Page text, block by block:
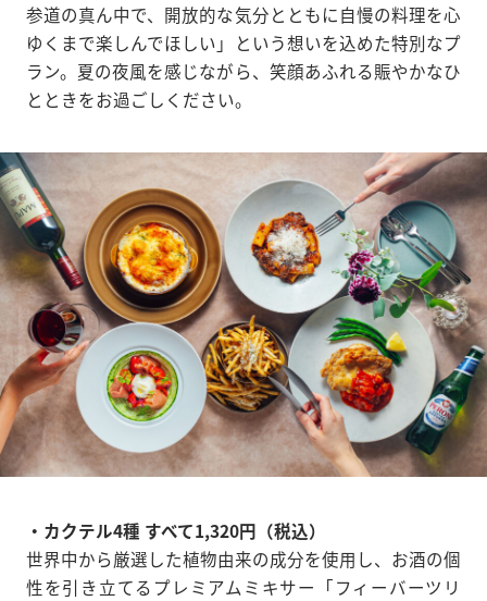
参道の真ん中で、開放的な気分とともに自慢の料理を心
ゆくまで楽しんでほしい」という想いを込めた特別なプ
ラン。夏の夜風を感じながら、笑顔あふれる賑やかなひ
とときをお過ごしください。
・カクテル4種 すべて1,320円（税込）
世界中から厳選した植物由来の成分を使用し、お酒の個
性を引き立てるプレミアムミキサー「フィーバーツリ